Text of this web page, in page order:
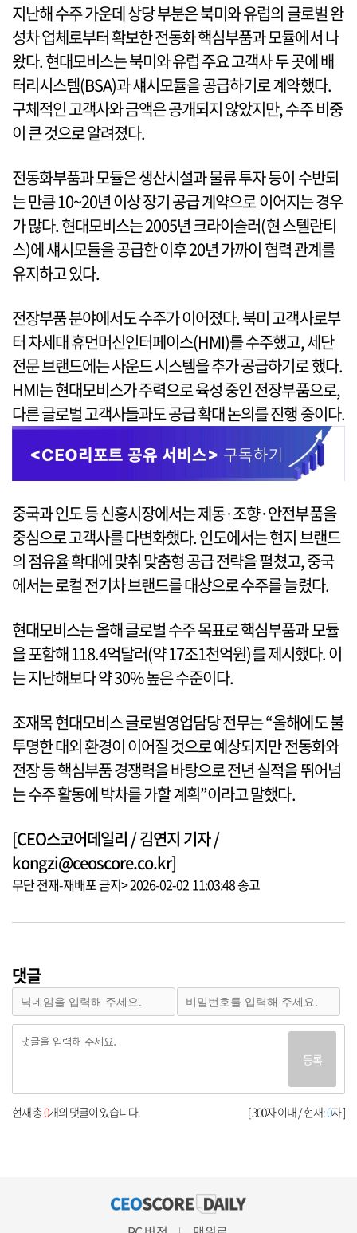
지난해 수주 가운데 상당 부분은 북미와 유럽의 글로벌 완
성차 업체로부터 확보한 전동화 핵심부품과 모듈에서 나
왔다. 현대모비스는 북미와 유럽 주요 고객사 두 곳에 배
터리시스템(BSA)과 섀시모듈을 공급하기로 계약했다.
구체적인 고객사와 금액은 공개되지 않았지만, 수주 비중
이 큰 것으로 알려졌다.
전동화부품과 모듈은 생산시설과 물류 투자 등이 수반되
는 만큼 10~20년 이상 장기 공급 계약으로 이어지는 경우
가 많다. 현대모비스는 2005년 크라이슬러(현 스텔란티
스)에 섀시모듈을 공급한 이후 20년 가까이 협력 관계를
유지하고 있다.
전장부품 분야에서도 수주가 이어졌다. 북미 고객사로부
터 차세대 휴먼머신인터페이스(HMI)를 수주했고, 세단
전문 브랜드에는 사운드 시스템을 추가 공급하기로 했다.
HMI는 현대모비스가 주력으로 육성 중인 전장부품으로,
다른 글로벌 고객사들과도 공급 확대 논의를 진행 중이다.
중국과 인도 등 신흥시장에서는 제동·조향·안전부품을
중심으로 고객사를 다변화했다. 인도에서는 현지 브랜드
의 점유율 확대에 맞춰 맞춤형 공급 전략을 펼쳤고, 중국
에서는 로컬 전기차 브랜드를 대상으로 수주를 늘렸다.
현대모비스는 올해 글로벌 수주 목표로 핵심부품과 모듈
을 포함해 118.4억달러(약 17조1천억원)를 제시했다. 이
는 지난해보다 약 30% 높은 수준이다.
조재목 현대모비스 글로벌영업담당 전무는 “올해에도 불
투명한 대외 환경이 이어질 것으로 예상되지만 전동화와
전장 등 핵심부품 경쟁력을 바탕으로 전년 실적을 뛰어넘
는 수주 활동에 박차를 가할 계획”이라고 말했다.
[CEO스코어데일리 / 김연지 기자 /
kongzi@ceoscore.co.kr]
무단 전재-재배포 금지> 2026-02-02 11:03:48 송고
댓글
등록
[ 300자 이내 / 현재:0자 ]
현재 총0개의 댓글이 있습니다.